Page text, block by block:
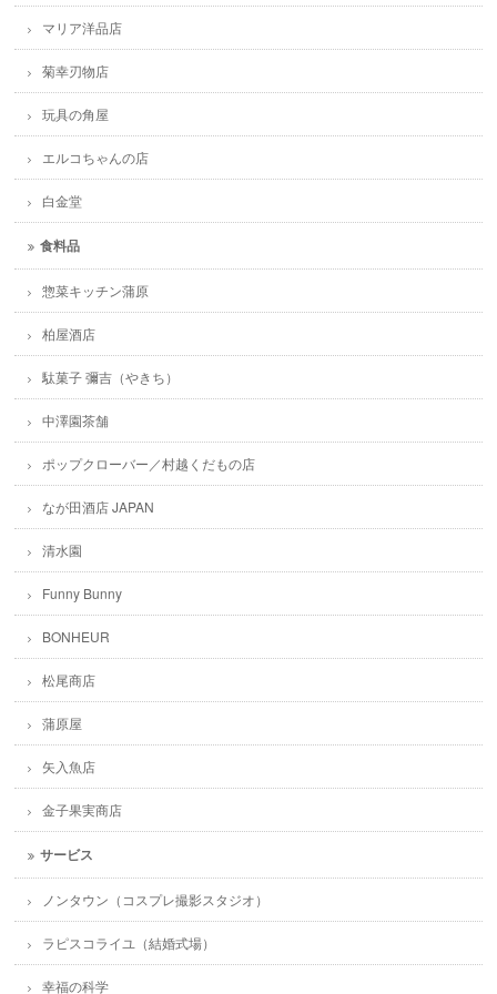
マリア洋品店
菊幸刃物店
玩具の角屋
エルコちゃんの店
白金堂
食料品
惣菜キッチン蒲原
柏屋酒店
駄菓子 彌吉（やきち）
中澤園茶舗
ポップクローバー／村越くだもの店
なが田酒店 JAPAN
清水園
Funny Bunny
BONHEUR
松尾商店
蒲原屋
矢入魚店
金子果実商店
サービス
ノンタウン（コスプレ撮影スタジオ）
ラピスコライユ（結婚式場）
幸福の科学